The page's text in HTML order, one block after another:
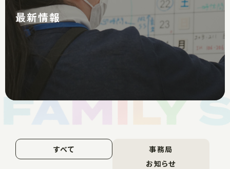
最新情報
すべて
事務局
お知らせ